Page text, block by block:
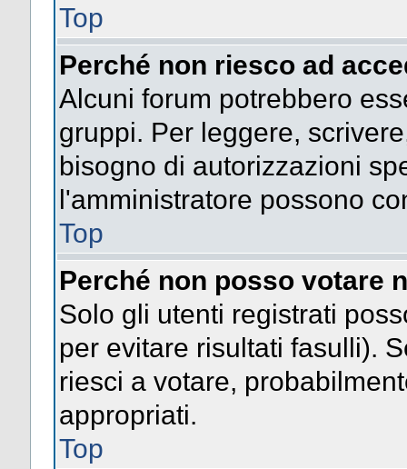
Top
Perché non riesco ad
Alcuni forum potrebbero
gruppi. Per leggere,
bisogno di autorizzazioni
l'amministratore possono
Top
Perché non posso votare
Solo gli utenti registrati
per evitare risultati fasulli).
riesci a votare,
appropriati.
Top